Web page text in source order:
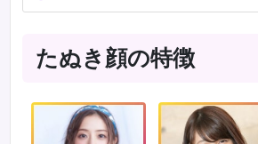
たぬき顔の特徴